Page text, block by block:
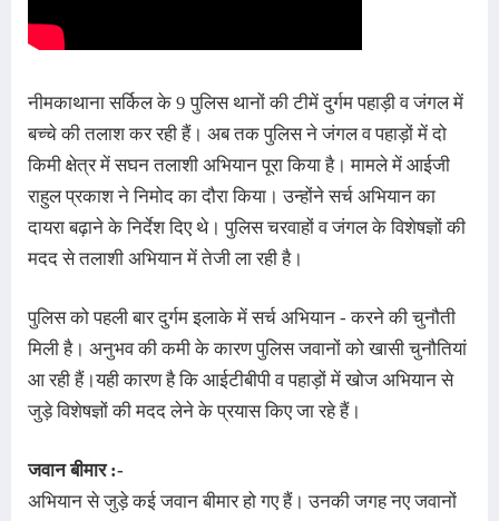
नीमकाथाना सर्किल के 9 पुलिस थानों की टीमें दुर्गम पहाड़ी व जंगल में
बच्चे की तलाश कर रही हैं। अब तक पुलिस ने जंगल व पहाड़ों में दो
किमी क्षेत्र में सघन तलाशी अभियान पूरा किया है। मामले में आईजी
राहुल प्रकाश ने निमोद का दौरा किया। उन्होंने सर्च अभियान का
दायरा बढ़ाने के निर्देश दिए थे। पुलिस चरवाहों व जंगल के विशेषज्ञों की
मदद से तलाशी अभियान में तेजी ला रही है।
पुलिस को पहली बार दुर्गम इलाके में सर्च अभियान - करने की चुनौती
मिली है। अनुभव की कमी के कारण पुलिस जवानों को खासी चुनौतियां
आ रही हैं।यही कारण है कि आईटीबीपी व पहाड़ों में खोज अभियान से
जुड़े विशेषज्ञों की मदद लेने के प्रयास किए जा रहे हैं।
जवान बीमार :-
अभियान से जुड़े कई जवान बीमार हो गए हैं। उनकी जगह नए जवानों